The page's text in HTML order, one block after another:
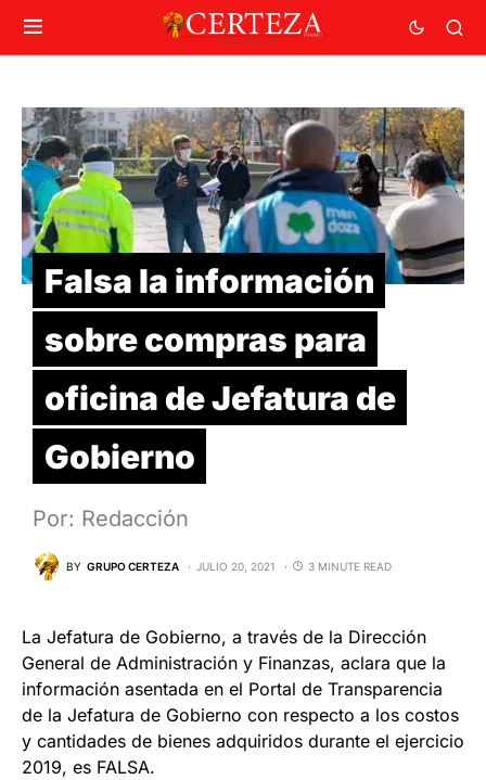
Falsa la información
sobre compras para
oficina de Jefatura de
Gobierno
Por: Redacción
BY GRUPO CERTEZA JULIO 20, 2021 3 MINUTE READ
La Jefatura de Gobierno, a través de la Dirección
General de Administración y Finanzas, aclara que la
información asentada en el Portal de Transparencia
de la Jefatura de Gobierno con respecto a los costos
y cantidades de bienes adquiridos durante el ejercicio
2019, es FALSA.